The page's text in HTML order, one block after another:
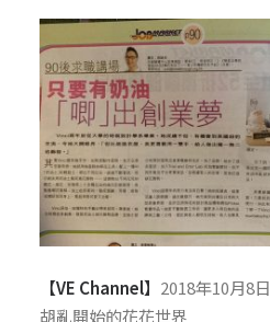
【VE Channel】 2018年10月8日
胡亂開始的花花世界